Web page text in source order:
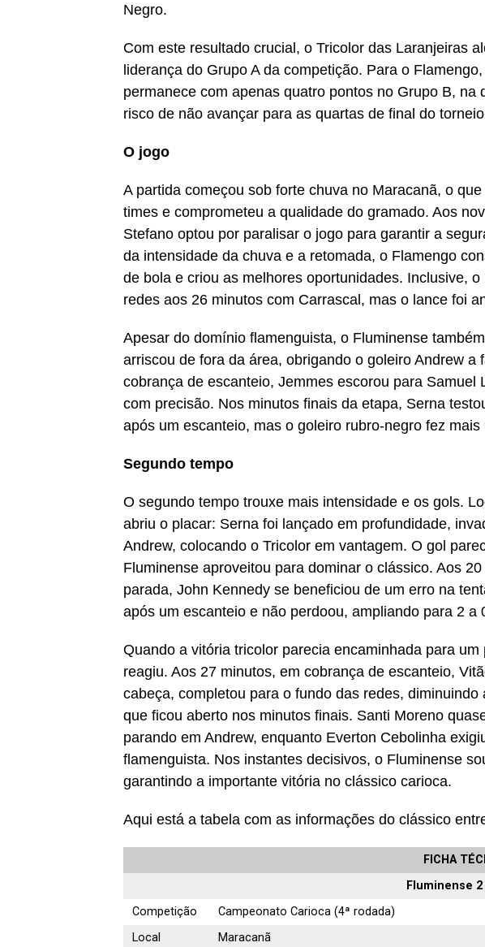
Negro.
Com este resultado crucial, o Tricolor das Laranjeiras
liderança do Grupo A da competição. Para o
permanece com apenas quatro pontos no Grupo B, na
risco de não avançar para as quartas de final do
O jogo
A partida começou sob forte chuva no Maracanã, o
times e comprometeu a qualidade do gramado. Aos
Stefano optou por paralisar o jogo para garantir a
da intensidade da chuva e a retomada, o Flamengo
de bola e criou as melhores oportunidades. Inclusive,
redes aos 26 minutos com Carrascal, mas o lance foi
Apesar do domínio flamenguista, o Fluminense
arriscou de fora da área, obrigando o goleiro Andrew a
cobrança de escanteio, Jemmes escorou para Samuel
com precisão. Nos minutos finais da etapa, Serna
após um escanteio, mas o goleiro rubro-negro fez
Segundo tempo
O segundo tempo trouxe mais intensidade e os gols.
abriu o placar: Serna foi lançado em profundidade,
Andrew, colocando o Tricolor em vantagem. O gol
Fluminense aproveitou para dominar o clássico. Aos
parada, John Kennedy se beneficiou de um erro na
após um escanteio e não perdoou, ampliando para 2 a
Quando a vitória tricolor parecia encaminhada para
reagiu. Aos 27 minutos, em cobrança de escanteio,
cabeça, completou para o fundo das redes,
que ficou aberto nos minutos finais. Santi Moreno
parando em Andrew, enquanto Everton Cebolinha
flamenguista. Nos instantes decisivos, o Fluminense
garantindo a importante vitória no clássico carioca.
Aqui está a tabela com as informações do clássico
FICHA
Fluminense
Competição
Campeonato Carioca (4ª rodada)
Local
Maracanã